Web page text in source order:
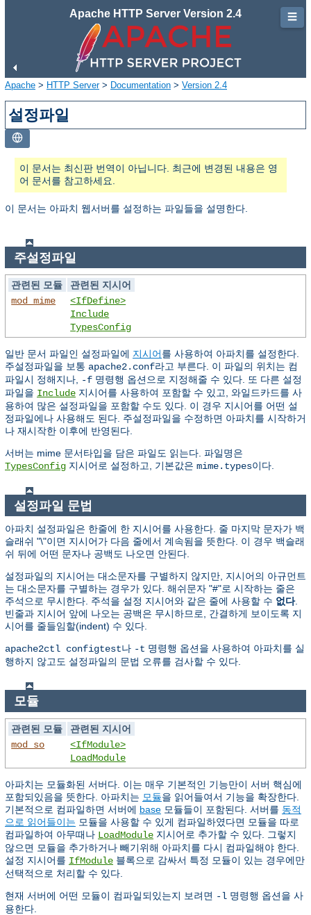
Apache HTTP Server Version 2.4
Apache > HTTP Server> Documentation > Version 2.4
설정파일
이 문서는 최신판 번역이 아닙니다. 최근에 변경된 내용은 영
어 문서를 참고하세요.
이 문서는 아파치 웹서버를 설정하는 파일들을 설명한다.
주설정파일
관련된 모듈
관련된 지시어
mod_mime
<IfDefine>
Include
TypesConfig
일반 문서 파일인 설정파일에 지시어를 사용하여 아파치를 설정한다.
주설정파일을 보통 apache2.conf라고 부른다. 이 파일의 위치는 컴
파일시 정해지나,
-f 명령행 옵션으로 지정해줄 수 있다. 또 다른 설정
파일을 Include 지시어를 사용하여 포함할 수 있고, 와일드카드를 사
용하여 많은 설정파일을 포함할 수도 있다. 이 경우 지시어를 어떤 설
정파일에나 사용해도 된다. 주설정파일을 수정하면 아파치를 시작하거
나 재시작한 이후에 반영된다.
서버는 mime 문서타입을 담은 파일도 읽는다. 파일명은
TypesConfig 지시어로 설정하고, 기본값은 mime.types이다.
설정파일 문법
아파치 설정파일은 한줄에 한 지시어를 사용한다. 줄 마지막 문자가 백
슬래쉬 "\"이면 지시어가 다음 줄에서 계속됨을 뜻한다. 이 경우 백슬래
쉬 뒤에 어떤 문자나 공백도 나오면 안된다.
설정파일의 지시어는 대소문자를 구별하지 않지만, 지시어의 아규먼트
는 대소문자를 구별하는 경우가 있다. 해쉬문자 "#"로 시작하는 줄은
주석으로 무시한다. 주석을 설정 지시어와 같은 줄에 사용할 수 없다.
빈줄과 지시어 앞에 나오는 공백은 무시하므로, 간결하게 보이도록 지
시어를 줄들임할(indent) 수 있다.
apache2ctl configtest나 -t 명령행 옵션을 사용하여 아파치를 실
행하지 않고도 설정파일의 문법 오류를 검사할 수 있다.
모듈
관련된 모듈
관련된 지시어
mod_so
<IfModule>
LoadModule
아파치는 모듈화된 서버다. 이는 매우 기본적인 기능만이 서버 핵심에
포함되있음을 뜻한다. 아파치는 모듈을 읽어들여서 기능을 확장한다.
기본적으로 컴파일하면 서버에 base 모듈들이 포함된다. 서버를 동적
으로 읽어들이는 모듈을 사용할 수 있게 컴파일하였다면 모듈을 따로
컴파일하여 아무때나 LoadModule 지시어로 추가할 수 있다. 그렇지
않으면 모듈을 추가하거나 빼기위해 아파치를 다시 컴파일해야 한다.
설정 지시어를 IfModule 블록으로 감싸서 특정 모듈이 있는 경우에만
선택적으로 처리할 수 있다.
현재 서버에 어떤 모듈이 컴파일되있는지 보려면 -l 명령행 옵션을 사
용한다.
☰